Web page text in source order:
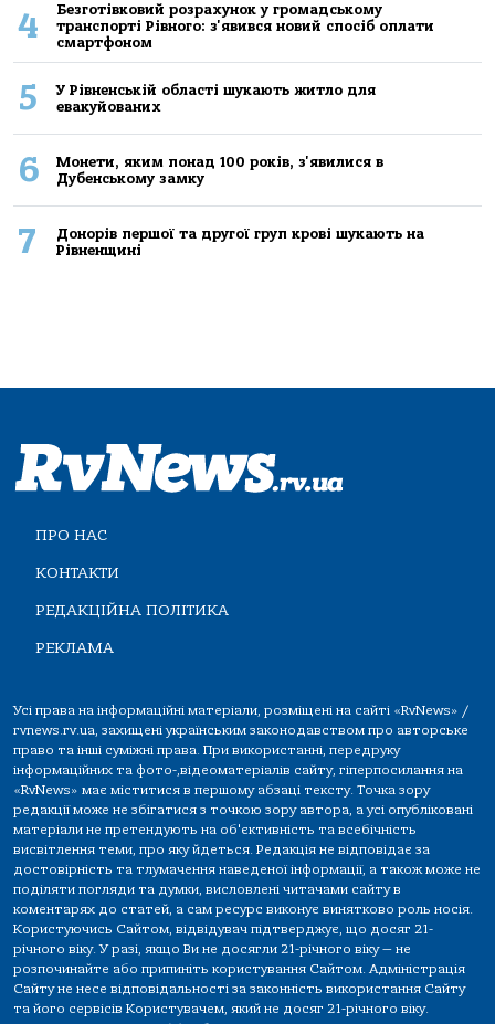
4
Безготівковий розрахунок у громадському
транспорті Рівного: з'явився новий спосіб оплати
смартфоном
5
У Рівненській області шукають житло для
евакуйованих
6
Монети, яким понад 100 років, з'явилися в
Дубенському замку
7
Донорів першої та другої груп крові шукають на
Рівненщині
ПРО НАС
КОНТАКТИ
РЕДАКЦІЙНА ПОЛІТИКА
РЕКЛАМА
Усі права на інформаційні матеріали, розміщені на сайті «RvNews» /
rvnews.rv.ua, захищені українським законодавством про авторське
право та інші суміжні права. При використанні, передруку
інформаційних та фото-,відеоматеріалів сайту, гіперпосилання на
«RvNews» має міститися в першому абзаці тексту. Точка зору
редакції може не збігатися з точкою зору автора, а усі опубліковані
матеріали не претендують на об'єктивність та всебічність
висвітлення теми, про яку йдеться. Редакція не відповідає за
достовірність та тлумачення наведеної інформації, а також може не
поділяти погляди та думки, висловлені читачами сайту в
коментарях до статей, а сам ресурс виконує винятково роль носія.
Користуючись Сайтом, відвідувач підтверджує, що досяг 21-
річного віку. У разі, якщо Ви не досягли 21-річного віку — не
розпочинайте або припиніть користування Сайтом. Адміністрація
Сайту не несе відповідальності за законність використання Сайту
та його сервісів Користувачем, який не досяг 21-річного віку.